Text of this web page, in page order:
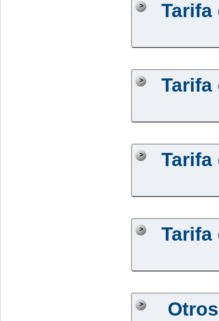
Tarifa
Tarifa
Tarifa
Tarifa